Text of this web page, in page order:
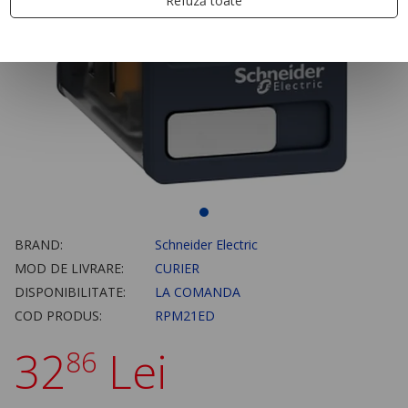
BRAND:
Schneider Electric
MOD DE LIVRARE:
CURIER
DISPONIBILITATE:
LA COMANDA
COD PRODUS:
RPM21ED
3286 Lei